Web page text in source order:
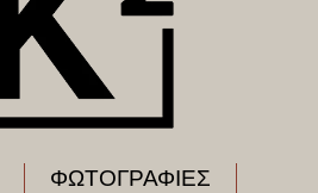
ΦΩΤΟΓΡΑΦΙΕΣ